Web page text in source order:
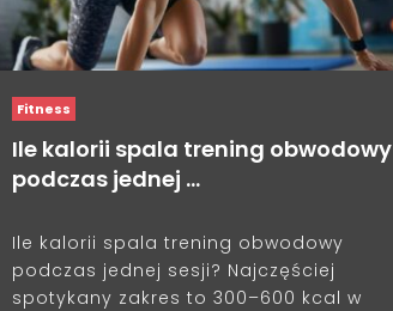
Fitness
Ile kalorii spala trening obwodowy
podczas jednej …
Ile kalorii spala trening obwodowy
podczas jednej sesji? Najczęściej
spotykany zakres to 300–600 kcal w